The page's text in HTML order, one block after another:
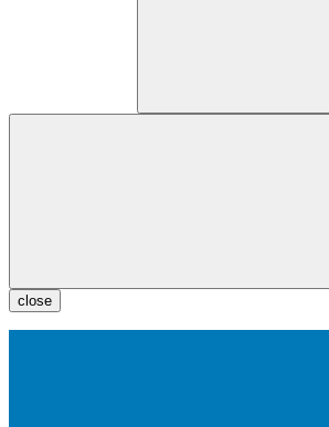
close